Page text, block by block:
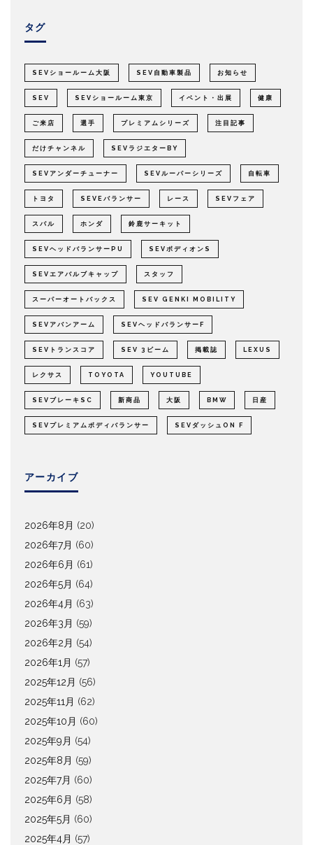
タグ
SEVショールーム大阪 SEV自動車製品 お知らせ
SEV SEVショールーム東京 イベント・出展 健康
ご来店 選手 プレミアムシリーズ 注目記事
だけチャンネル SEVラジエターBY
SEVアンダーチューナー SEVルーパーシリーズ 自転車
トヨタ SEVEバランサー レース SEVフェア
スバル ホンダ 鈴鹿サーキット
SEVヘッドバランサーPU SEVボディオンS
SEVエアバルブキャップ スタッフ
スーパーオートバックス SEV GENKI MOBILITY
SEVアバンアーム SEVヘッドバランサーF
SEVトランスコア SEV 3ビーム 掲載誌 LEXUS
レクサス TOYOTA YOUTUBE
SEVブレーキSC 新商品 大阪 BMW 日産
SEVプレミアムボディバランサー SEVダッシュON F
アーカイブ
2026年8月 (20)
2026年7月 (60)
2026年6月 (61)
2026年5月 (64)
2026年4月 (63)
2026年3月 (59)
2026年2月 (54)
2026年1月 (57)
2025年12月 (56)
2025年11月 (62)
2025年10月 (60)
2025年9月 (54)
2025年8月 (59)
2025年7月 (60)
2025年6月 (58)
2025年5月 (60)
2025年4月 (57)